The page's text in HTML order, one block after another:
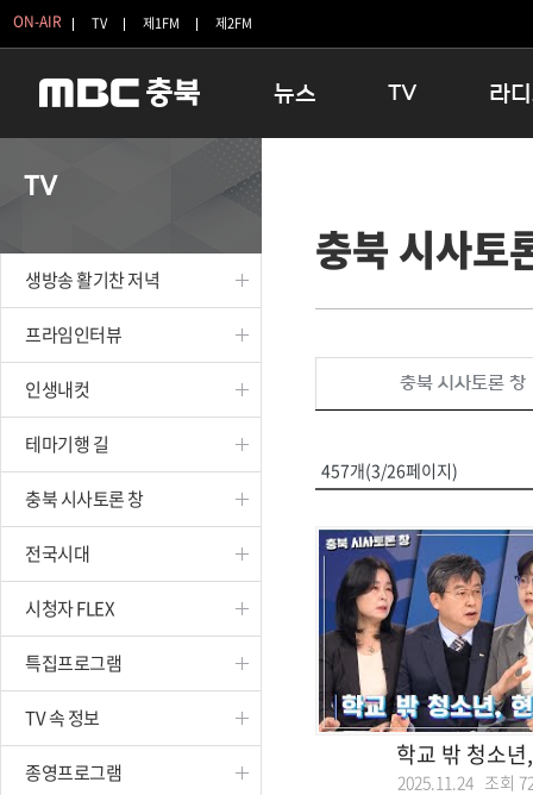
ON-AIR TV 제1FM 제2FM
뉴스
보은
옥천
TV
인생내컷
테마기행 길
시청자 FLEX
특집프로그램
라
16:00
우리 고
TV
생방송 활기찬 저녁
프라임인터뷰
인생내컷
테마기행 길
충북 시사토론 창
전국시대
시청자 FLEX
특집프로그램
TV 속 정보
종영프로그램
충북 시사토
충북 시사토론 창
457개(3/26페이지)
학교 밖 청소
2025.11.24 조회